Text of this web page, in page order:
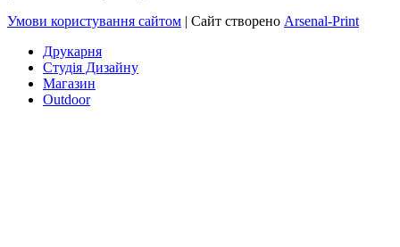
Умови користування сайтом | Сайт створено Arsenal-Print
Друкарня
Студія Дизайну
Магазин
Outdoor